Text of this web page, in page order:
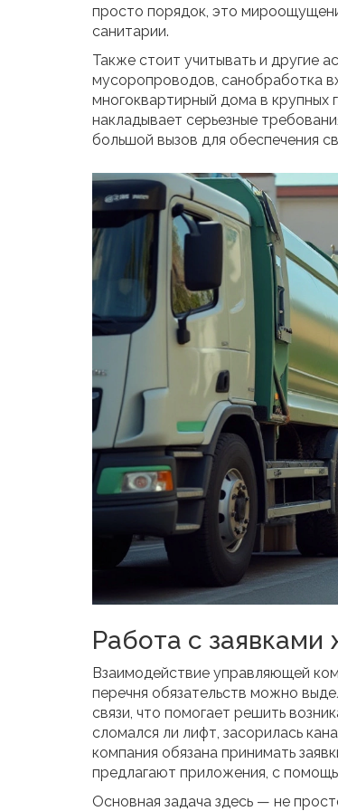
просто порядок, это
санитарии.
Также стоит учитывать и другие
мусоропроводов, санобработка
многоквартирный дома в крупных
накладывает серьезные
большой вызов для обеспечения
Работа с заявками
Взаимодействие управляющей
перечня обязательств можно
связи, что помогает решить
сломался ли лифт, засорилась
компания обязана принимать
предлагают приложения, с
Основная задача здесь — не